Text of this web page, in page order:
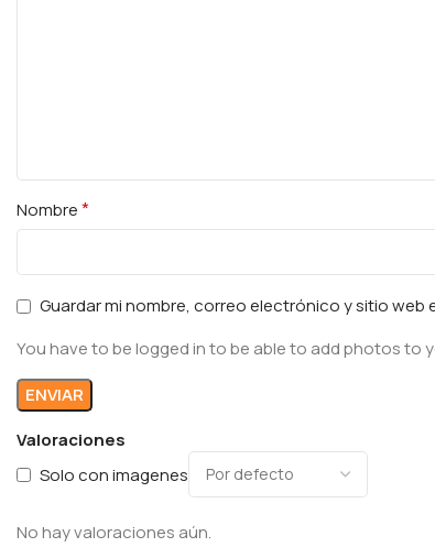
Valoraciones
Solo con imagenes
No hay valoraciones aún.
Nombre*
Guardar mi nombre, correo electrónico y sitio
You have to be logged in to be able to add photos to